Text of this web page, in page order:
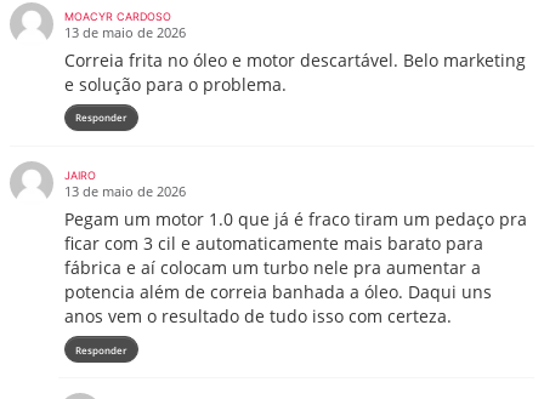
MOACYR CARDOSO
13 de maio de 2026
Correia frita no óleo e motor descartável. Belo marketing
e solução para o problema.
Responder
JAIRO
13 de maio de 2026
Pegam um motor 1.0 que já é fraco tiram um pedaço pra
ficar com 3 cil e automaticamente mais barato para
fábrica e aí colocam um turbo nele pra aumentar a
potencia além de correia banhada a óleo. Daqui uns
anos vem o resultado de tudo isso com certeza.
Responder